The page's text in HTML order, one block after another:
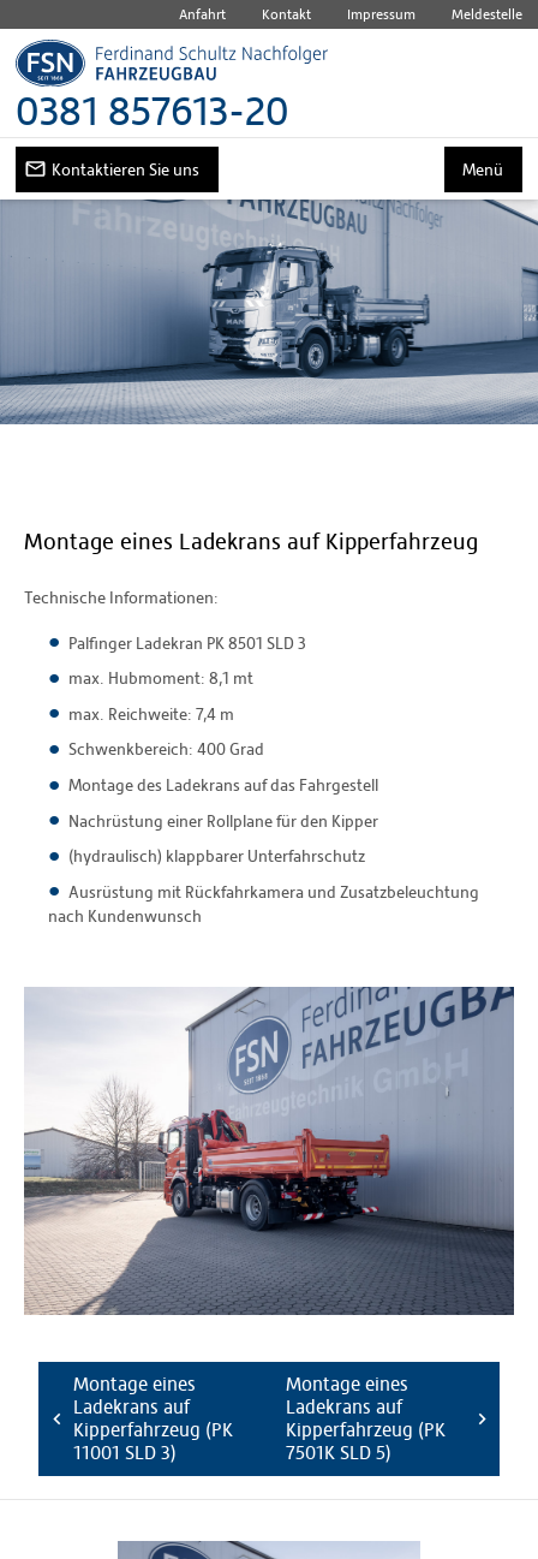
Anfahrt Kontakt Impressum Meldestelle
0381 857613-20
Kontaktieren Sie uns Menü
Montage eines Ladekrans auf Kipperfahrzeug
Technische Informationen:
Palfinger Ladekran PK 8501 SLD 3
max. Hubmoment: 8,1 mt
max. Reichweite: 7,4 m
Schwenkbereich: 400 Grad
Montage des Ladekrans auf das Fahrgestell
Nachrüstung einer Rollplane für den Kipper
(hydraulisch) klappbarer Unterfahrschutz
Ausrüstung mit Rückfahrkamera und Zusatzbeleuchtung
nach Kundenwunsch
Montage eines
Ladekrans auf
Kipperfahrzeug (PK
11001 SLD 3)
Montage eines
Ladekrans auf
Kipperfahrzeug (PK
7501K SLD 5)